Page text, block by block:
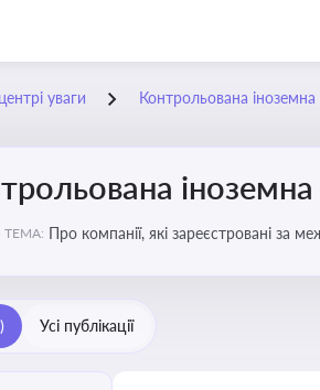
уваги Контрольована іноземна
Про компанії, які зареєстровані за
Усі публікації